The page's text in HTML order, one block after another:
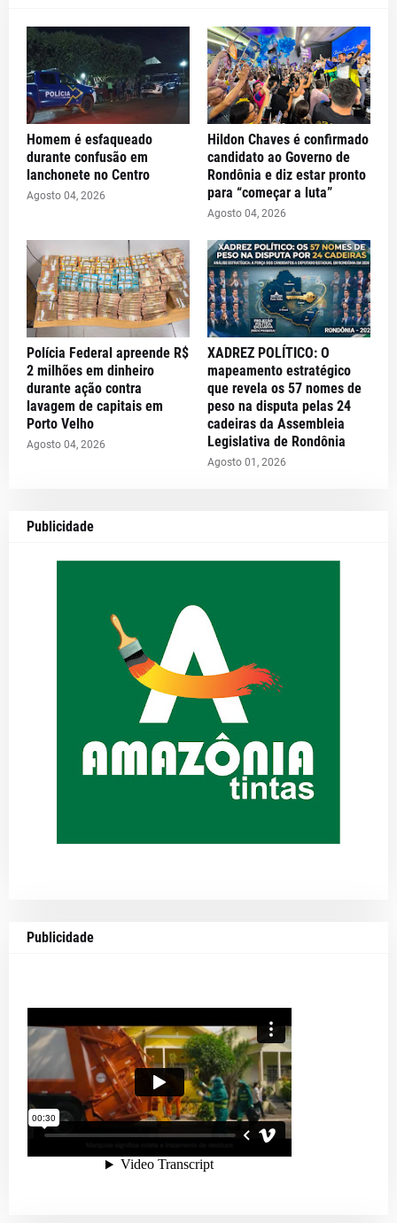
Homem é esfaqueado
durante confusão em
lanchonete no Centro
Agosto 04, 2026
Hildon Chaves é confirmado
candidato ao Governo de
Rondônia e diz estar pronto
para “começar a luta”
Agosto 04, 2026
Polícia Federal apreende R$
2 milhões em dinheiro
durante ação contra
lavagem de capitais em
Porto Velho
Agosto 04, 2026
XADREZ POLÍTICO: O
mapeamento estratégico
que revela os 57 nomes de
peso na disputa pelas 24
cadeiras da Assembleia
Legislativa de Rondônia
Agosto 01, 2026
Publicidade
Publicidade